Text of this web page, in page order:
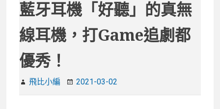
藍牙耳機「好聽」的真無
線耳機，打Game追劇都
優秀！
飛比小編 2021-03-02